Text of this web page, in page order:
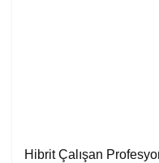
Hibrit Çalışan